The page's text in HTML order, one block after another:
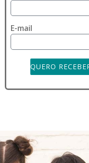
E-mail
QUERO